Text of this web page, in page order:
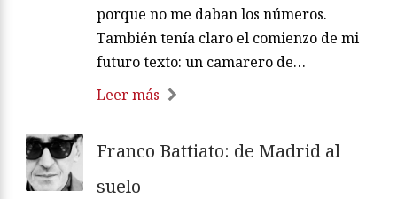
porque no me daban los números.
También tenía claro el comienzo de mi
futuro texto: un camarero de…
Leer más
Franco Battiato: de Madrid al
suelo